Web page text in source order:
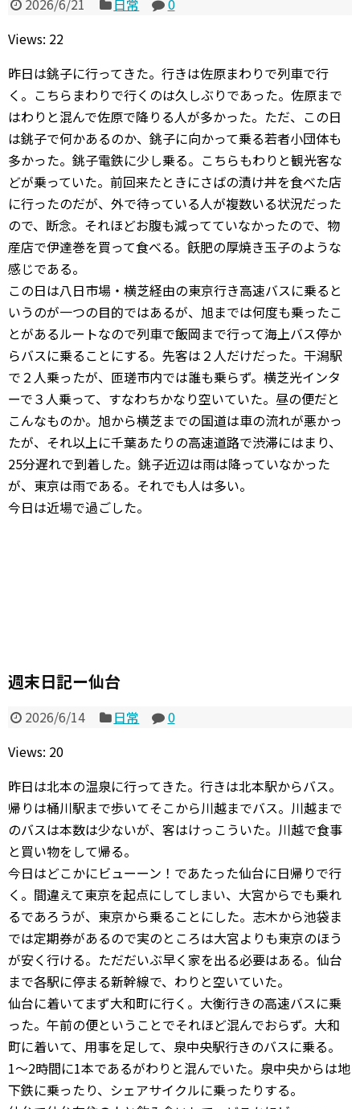
2026/6/21 日常
0
Views: 22
昨日は銚子に行ってきた。行きは佐原まわりで列車で行
く。こちらまわりで行くのは久しぶりであった。佐原まで
はわりと混んで佐原で降りる人が多かった。ただ、この日
は銚子で何かあるのか、銚子に向かって乗る若者小団体も
多かった。銚子電鉄に少し乗る。こちらもわりと観光客な
どが乗っていた。前回来たときにさばの漬け丼を食べた店
に行ったのだが、外で待っている人が複数いる状況だった
ので、断念。それほどお腹も減ってていなかったので、物
産店で伊達巻を買って食べる。飫肥の厚焼き玉子のような
感じである。
この日は八日市場・横芝経由の東京行き高速バスに乗ると
いうのが一つの目的ではあるが、旭までは何度も乗ったこ
とがあるルートなので列車で飯岡まで行って海上バス停か
らバスに乗ることにする。先客は２人だけだった。干潟駅
で２人乗ったが、匝瑳市内では誰も乗らず。横芝光インタ
ーで３人乗って、すなわちかなり空いていた。昼の便だと
こんなものか。旭から横芝までの国道は車の流れが悪かっ
たが、それ以上に千葉あたりの高速道路で渋滞にはまり、
25分遅れで到着した。銚子近辺は雨は降っていなかった
が、東京は雨である。それでも人は多い。
今日は近場で過ごした。
週末日記ー仙台
2026/6/14 日常
0
Views: 20
昨日は北本の温泉に行ってきた。行きは北本駅からバス。
帰りは桶川駅まで歩いてそこから川越までバス。川越まで
のバスは本数は少ないが、客はけっこういた。川越で食事
と買い物をして帰る。
今日はどこかにビューーン！であたった仙台に日帰りで行
く。間違えて東京を起点にしてしまい、大宮からでも乗れ
るであろうが、東京から乗ることにした。志木から池袋ま
では定期券があるので実のところは大宮よりも東京のほう
が安く行ける。ただだいぶ早く家を出る必要はある。仙台
まで各駅に停まる新幹線で、わりと空いていた。
仙台に着いてまず大和町に行く。大衡行きの高速バスに乗
った。午前の便ということでそれほど混んでおらず。大和
町に着いて、用事を足して、泉中央駅行きのバスに乗る。
1〜2時間に1本であるがわりと混んでいた。泉中央からは地
下鉄に乗ったり、シェアサイクルに乗ったりする。